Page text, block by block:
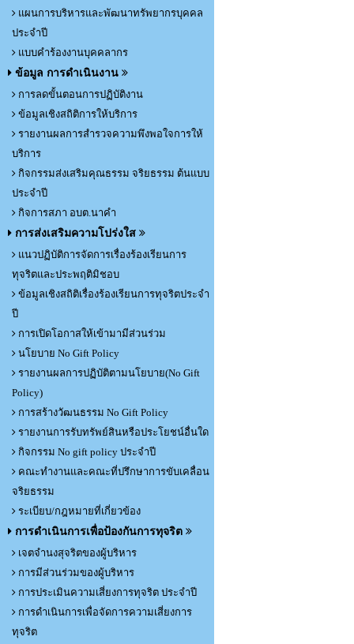
แผนการบริหารและพัฒนาทรัพยากรบุคคล
ประจำปี
แบบคำร้องงานบุคคลากร
ข้อมูล การดำเนินงาน
การลดขั้นตอนการปฏิบัติงาน
ข้อมูลเชิงสถิติการให้บริการ
รายงานผลการสำรวจความพึงพอใจการให้
บริการ
กิจกรรมส่งเสริมคุณธรรม จริยธรรม ต้นแบบ
ประจำปี
กิจการสภา อบต.นาคำ
การส่งเสริมความโปร่งใส
แนวปฏิบัติการจัดการเรื่องร้องเรียนการ
ทุจริตและประพฤติมิชอบ
ข้อมูลเชิงสถิติเรื่องร้องเรียนการทุจริตประจำ
ปี
การเปิดโอกาสให้เข้ามามีส่วนร่วม
นโยบาย No Gift Policy
รายงานผลการปฏิบัติตามนโยบาย(No Gift
Policy)
การสร้างวัฒนธรรม No Gift Policy
รายงานการรับทรัพย์สินหรือประโยชน์อื่นใด
กิจกรรม No gift policy ประจำปี
คณะทำงานและคณะที่ปรึกษาการขับเคลื่อน
จริยธรรม
ระเบียบ/กฎหมายที่เกี่ยวข้อง
การดำเนินการเพื่อป้องกันการทุจริต
เจตจำนงสุจริตของผู้บริหาร
การมีส่วนร่วมของผู้บริหาร
การประเมินความเสี่ยงการทุจริต ประจำปี
การดำเนินการเพื่อจัดการความเสี่ยงการ
ทุจริต